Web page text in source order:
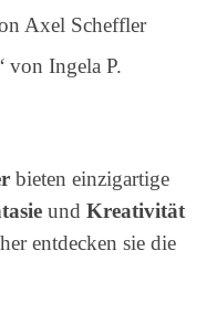
Axel Scheffler
von Ingela P.
bieten einzigartige
und Kreativität
entdecken sie die